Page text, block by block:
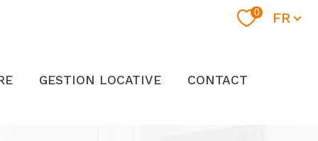
0 FR
GESTION LOCATIVE CONTACT